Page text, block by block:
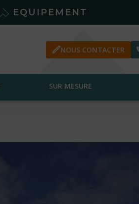
EQUIPEMENT
NOUS CONTACTER
SUR MESURE